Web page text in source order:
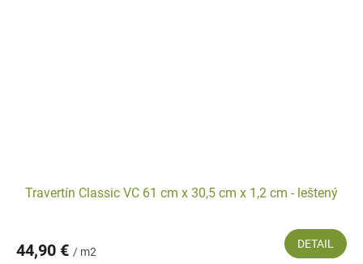
Travertín Classic VC 61 cm x 30,5 cm x 1,2 cm - leštený
44,90 € / m2
DETAIL